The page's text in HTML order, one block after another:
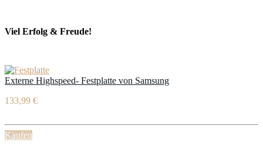
Viel Erfolg & Freude!
Externe Highspeed- Festplatte von Samsung
133,99 €
Kaufen